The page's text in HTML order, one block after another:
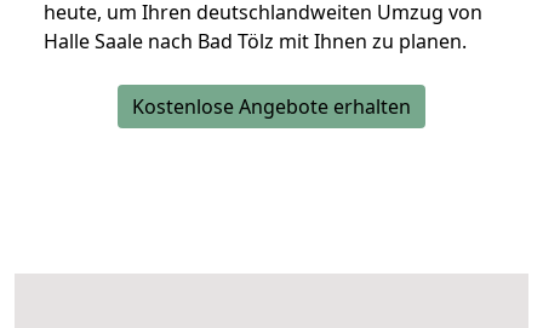
heute, um Ihren deutschlandweiten Umzug von
Halle Saale nach Bad Tölz mit Ihnen zu planen.
Kostenlose Angebote erhalten